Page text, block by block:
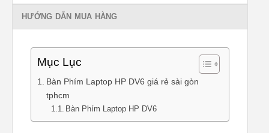
HƯỚNG DẪN MUA HÀNG
Mục Lục
Bàn Phím Laptop HP DV6 giá rẻ sài gòn
tphcm
Bàn Phím Laptop HP DV6